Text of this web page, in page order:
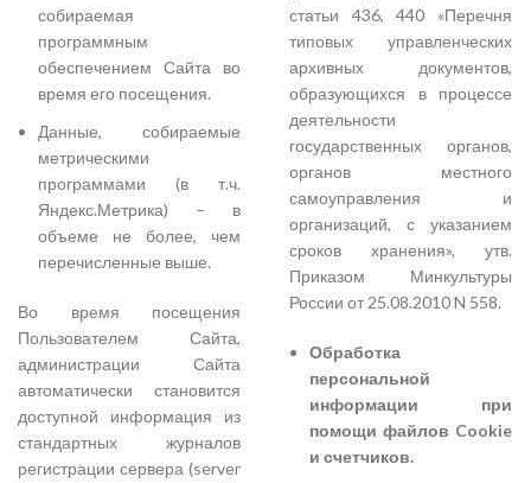
собираемая
программным
обеспечением Сайта во
время его посещения.
Данные, собираемые
метрическими
программами (в т.ч.
Яндекс.Метрика) – в
объеме не более, чем
перечисленные выше.
Во время посещения
Пользователем Сайта,
администрации Сайта
автоматически становится
доступной информация из
стандартных журналов
регистрации сервера (server
статьи 436, 440 «Перечня
типовых управленческих
архивных документов,
образующихся в процессе
деятельности
государственных органов,
органов местного
самоуправления и
организаций, с указанием
сроков хранения», утв.
Приказом Минкультуры
России от 25.08.2010 N 558.
Обработка
персональной
информации при
помощи файлов Cookie
и счетчиков.